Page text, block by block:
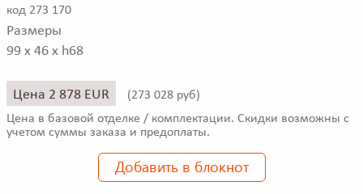
код 273 170
Размеры
99 x 46 x h68
Цена 2 878 EUR (273 028 руб)
Цена в базовой отделке / комплектации. Скидки возможны с
учетом суммы заказа и предоплаты.
Добавить в блокнот